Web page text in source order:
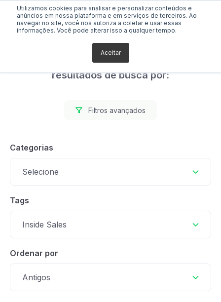
Utilizamos cookies para analisar e personalizar conteúdos e
anúncios em nossa plataforma e em serviços de terceiros. Ao
navegar no site, você nos autoriza a coletar e usar essas
informações. Você pode alterar isso a qualquer tempo.
Aceitar
Foram encontrados 0
resultados de busca por:
Filtros avançados
Categorias
Selecione
Tags
Inside Sales
Ordenar por
Antigos